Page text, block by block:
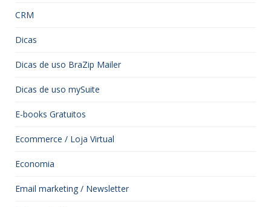
CRM
Dicas
Dicas de uso BraZip Mailer
Dicas de uso mySuite
E-books Gratuitos
Ecommerce / Loja Virtual
Economia
Email marketing / Newsletter